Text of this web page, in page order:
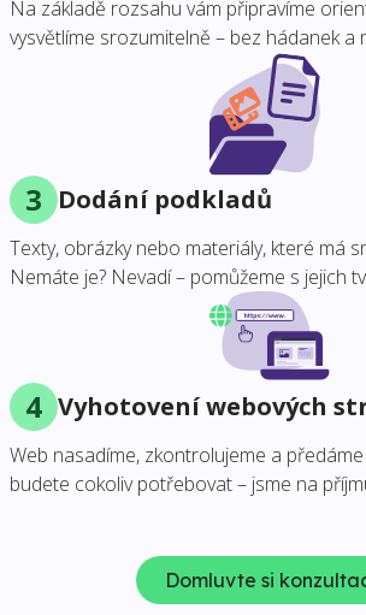
Na základě rozsahu vám připravíme
vysvětlíme srozumitelně – bez hádanek a
3 Dodání podkladů
Texty, obrázky nebo materiály, které má
Nemáte je? Nevadí – pomůžeme s jejich
4 Vyhotovení webových
Web nasadíme, zkontrolujeme a
budete cokoliv potřebovat – jsme na
Domluvte si